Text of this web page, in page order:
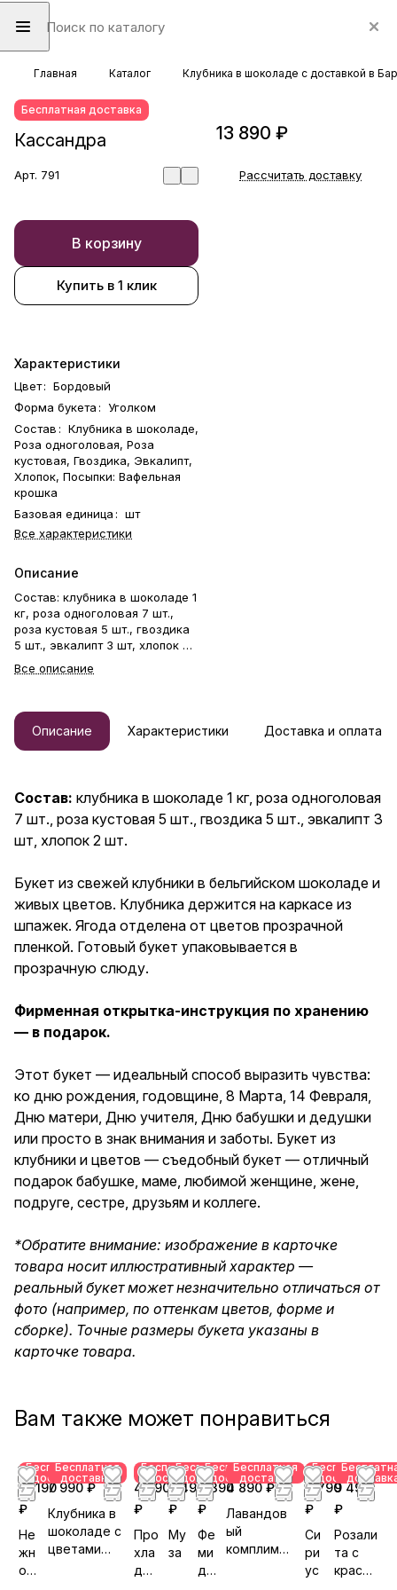
Главная Каталог Клубника в шоколаде с доставкой в
Бесплатная доставка
Кассандра
Арт. 791
В корзину
Купить в 1 клик
Характеристики
Цвет: Бордовый
Форма букета : Уголком
Состав : Клубника в шоколаде,
Роза одноголовая, Роза
кустовая, Гвоздика, Эвкалипт,
Хлопок, Посыпки: Вафельная
крошка
Базовая единица : шт
Все характеристики
Описание
Состав: клубника в шоколаде 1
кг, роза одноголовая 7 шт.,
роза кустовая 5 шт., гвоздика
5 шт., эвкалипт 3 шт, хлопок 2
в бельгийском шоколаде и
держится на каркасе из
шпажек. Ягода отделена от
цветов прозрачной пленкой.
хранению — в подарок. Этот
букет — идеальный способ
выразить чувства: ко дню
рождения, годовщине, 8
матери, Дню учителя, Дню
бабушки и дедушки или просто
в знак внимания и заботы.
Букет из клубники и цветов —
съедобный букет — отличный
подарок бабушке, маме,
любимой женщине, жене,
коллеге.
Все описание
13 890 ₽
Рассчитать доставку
Описание Характеристики Доставка и оплата
Состав: клубника в шоколаде 1 кг, роза одноголовая
7 шт., роза кустовая 5 шт., гвоздика 5 шт., эвкалипт 3
шт, хлопок 2 шт.
Букет из свежей клубники в бельгийском шоколаде и
живых цветов. Клубника держится на каркасе из
шпажек. Ягода отделена от цветов прозрачной
пленкой. Готовый букет упаковывается в
прозрачную слюду.
Фирменная открытка-инструкция по хранению
— в подарок.
Этот букет — идеальный способ выразить чувства:
ко дню рождения, годовщине, 8 Марта, 14 Февраля,
Дню матери, Дню учителя, Дню бабушки и дедушки
или просто в знак внимания и заботы. Букет из
клубники и цветов — съедобный букет — отличный
подарок бабушке, маме, любимой женщине, жене,
подруге, сестре, друзьям и коллеге.
*Обратите внимание: изображение в карточке
товара носит иллюстративный характер —
реальный букет может незначительно отличаться от
фото (например, по оттенкам цветов, форме и
сборке). Точные размеры букета указаны в
карточке товара.
Вам также может понравиться
Бесплатная
доставка
13 190
₽
Не
жн
ос
Бесплатная
доставка
7 990 ₽
Клубника в
шоколаде с
цветами
Бесплатная
доставка
4 690
₽
Про
хла
дно
Бесплатная
доставка
3 490
₽
Му
за
Бесплатная
доставка
4 390
₽
Фе
ми
да
Бесплатная
доставка
4 890 ₽
Лавандов
ый
комплимен
Бесплатная
доставка
4 790
₽
Си
ри
ус
9 490
₽
Розали
та с
красны